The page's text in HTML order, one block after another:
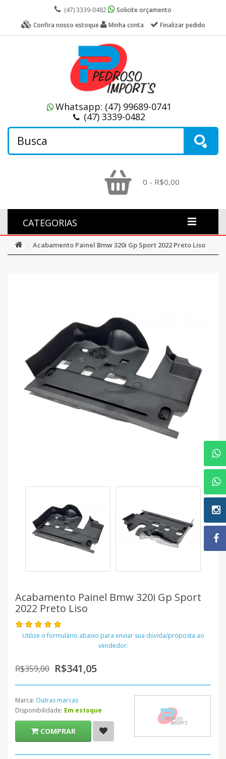
(47) 3339-0482
Solicite orçamento
Confira nosso estoque
Minha conta Finalizar pedido
Whatsapp: (47) 99689-0741
(47) 3339-0482
0 - R$0,00
CATEGORIAS
Acabamento Painel Bmw 320i Gp Sport 2022 Preto Liso
Acabamento Painel Bmw 320i Gp Sport
2022 Preto Liso
Utilize o formulário abaixo para enviar sua dúvida/proposta ao
vendedor:
R$359,00 R$341,05
Marca: Outras marcas
Disponibilidade: Em estoque
COMPRAR